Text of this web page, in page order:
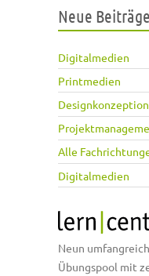
Neue Beiträge
Digitalmedien
Printmedien
Designkonzeption
Alle
Digitalmedien
Neun
Übungspool mit